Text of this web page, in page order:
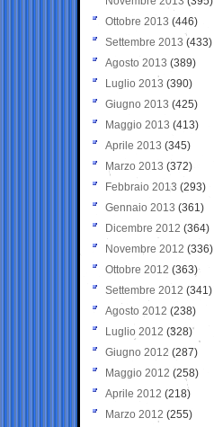
Ottobre 2013 (446)
Settembre 2013 (433)
Agosto 2013 (389)
Luglio 2013 (390)
Giugno 2013 (425)
Maggio 2013 (413)
Aprile 2013 (345)
Marzo 2013 (372)
Febbraio 2013 (293)
Gennaio 2013 (361)
Dicembre 2012 (364)
Novembre 2012 (336)
Ottobre 2012 (363)
Settembre 2012 (341)
Agosto 2012 (238)
Luglio 2012 (328)
Giugno 2012 (287)
Maggio 2012 (258)
Aprile 2012 (218)
Marzo 2012 (255)